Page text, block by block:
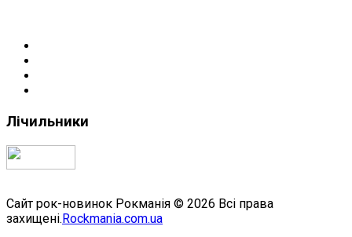
Лічильники
Сайт рок-новинок Рокманія © 2026 Всі права
захищені.Rockmania.com.ua